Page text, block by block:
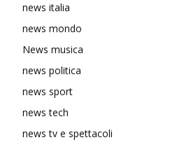
news italia
news mondo
News musica
news politica
news sport
news tech
news tv e spettacoli